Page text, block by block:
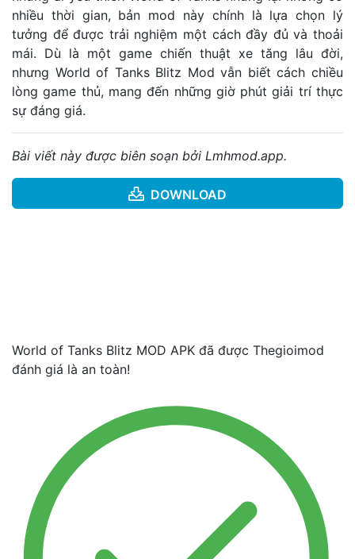
nhiều thời gian, bản mod này chính là lựa chọn lý
tưởng để được trải nghiệm một cách đầy đủ và thoải
mái. Dù là một game chiến thuật xe tăng lâu đời,
nhưng World of Tanks Blitz Mod vẫn biết cách chiều
lòng game thủ, mang đến những giờ phút giải trí thực
sự đáng giá.
Bài viết này được biên soạn bởi Lmhmod.app.
DOWNLOAD
World of Tanks Blitz MOD APK đã được Thegioimod
đánh giá là an toàn!